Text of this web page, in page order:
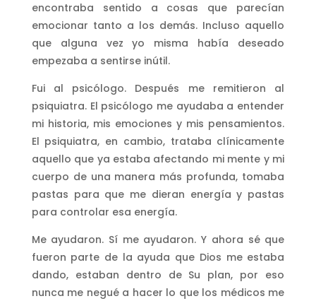
encontraba sentido a cosas que parecían
emocionar tanto a los demás. Incluso aquello
que alguna vez yo misma había deseado
empezaba a sentirse inútil.
Fui al psicólogo. Después me remitieron al
psiquiatra. El psicólogo me ayudaba a entender
mi historia, mis emociones y mis pensamientos.
El psiquiatra, en cambio, trataba clínicamente
aquello que ya estaba afectando mi mente y mi
cuerpo de una manera más profunda, tomaba
pastas para que me dieran energía y pastas
para controlar esa energía.
Me ayudaron. Sí me ayudaron. Y ahora sé que
fueron parte de la ayuda que Dios me estaba
dando, estaban dentro de Su plan, por eso
nunca me negué a hacer lo que los médicos me